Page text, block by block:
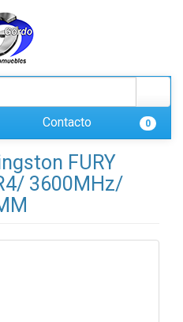
Contacto 0
FURY
3600MHz/